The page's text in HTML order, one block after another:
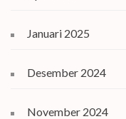
Januari 2025
Desember 2024
November 2024